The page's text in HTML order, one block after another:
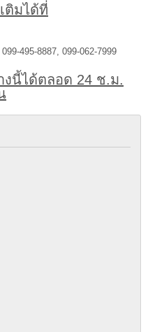
ติมได้ที่
495-8887, 099-062-7999
นี้ได้ตลอด 24 ช.ม.